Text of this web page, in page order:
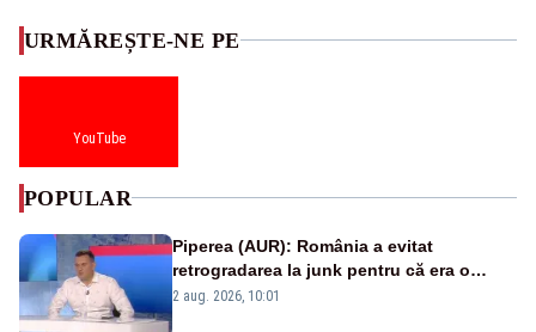
URMĂREȘTE-NE PE
YouTube
POPULAR
Piperea (AUR): România a evitat
retrogradarea la junk pentru că era o
catastrofă pentru bănci și fondurile de
2 aug. 2026, 10:01